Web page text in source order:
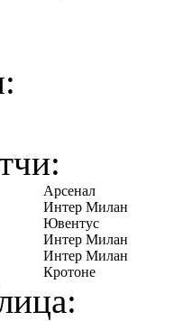
Арсенал
Интер Милан
Ювентус
Интер Милан
Интер Милан
Кротоне